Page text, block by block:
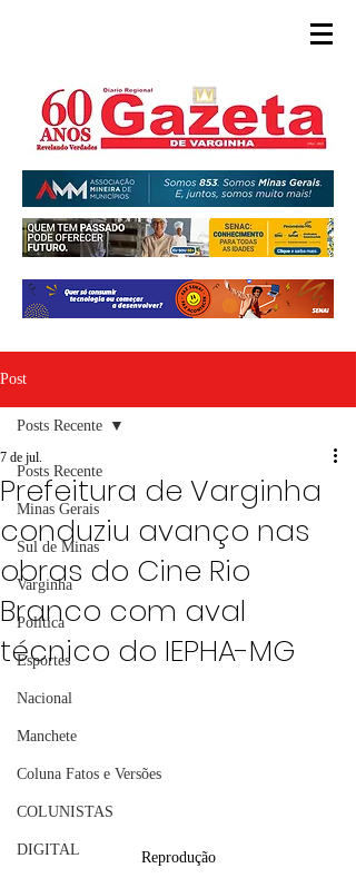
Post
Posts Recente
Minas Gerais
Sul de Minas
Varginha
Política
Esportes
Nacional
Manchete
Coluna Fatos e Versões
COLUNISTAS
DIGITAL
Posts Recente
Prefeitura de Varginha
conduziu avanço nas
obras do Cine Rio
Branco com aval
técnico do IEPHA-MG
7 de jul.
Reprodução